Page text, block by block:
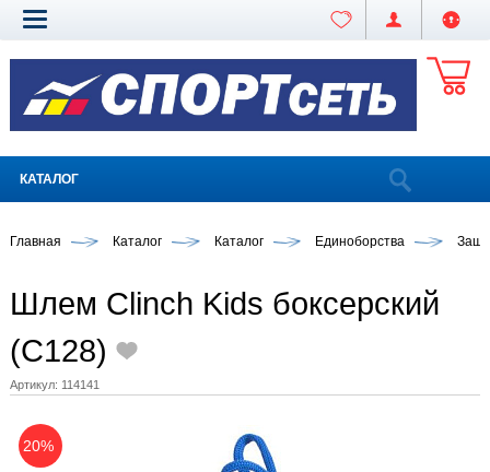
КАТАЛОГ
Главная Каталог Каталог Единоборства
Шлем Clinch Kids боксерский
(C128)
Артикул: 114141
20%